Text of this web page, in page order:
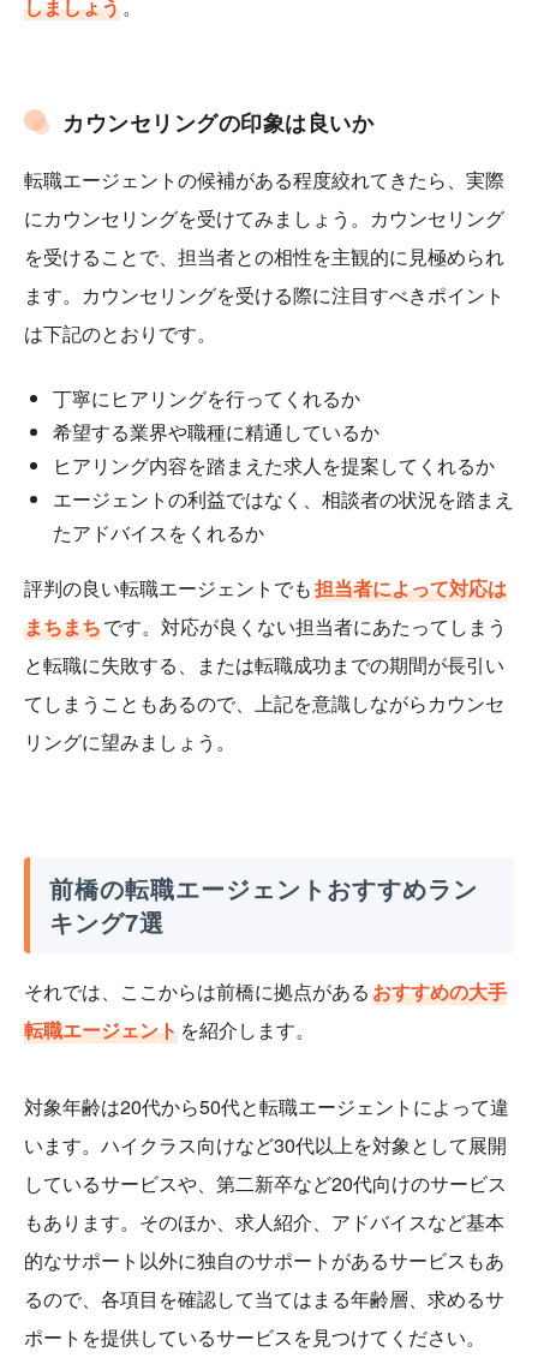
しましょう。
カウンセリングの印象は良いか
転職エージェントの候補がある程度絞れてきたら、実際
にカウンセリングを受けてみましょう。カウンセリング
を受けることで、担当者との相性を主観的に見極められ
ます。カウンセリングを受ける際に注目すべきポイント
は下記のとおりです。
丁寧にヒアリングを行ってくれるか
希望する業界や職種に精通しているか
ヒアリング内容を踏まえた求人を提案してくれるか
エージェントの利益ではなく、相談者の状況を踏まえ
たアドバイスをくれるか
評判の良い転職エージェントでも担当者によって対応は
まちまちです。対応が良くない担当者にあたってしまう
と転職に失敗する、または転職成功までの期間が長引い
てしまうこともあるので、上記を意識しながらカウンセ
リングに望みましょう。
前橋の転職エージェントおすすめラン
キング7選
それでは、ここからは前橋に拠点があるおすすめの大手
転職エージェントを紹介します。
対象年齢は20代から50代と転職エージェントによって違
います。ハイクラス向けなど30代以上を対象として展開
しているサービスや、第二新卒など20代向けのサービス
もあります。そのほか、求人紹介、アドバイスなど基本
的なサポート以外に独自のサポートがあるサービスもあ
るので、各項目を確認して当てはまる年齢層、求めるサ
ポートを提供しているサービスを見つけてください。